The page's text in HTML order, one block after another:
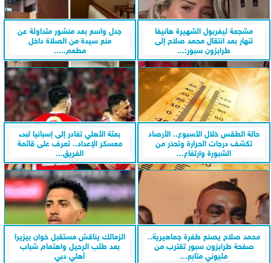
مشجعة ليفربول الشهيرة هانيفا
تنهار بعد انتقال محمد صلاح إلى
طرابزون سبور:...
جدل واسع بعد منشور متداولة عن
منع سيدة من الصلاة داخل
مطعم.....
حالة الطقس خلال الأسبوع.. الأرصاد
تكشف درجات الحرارة وتحذر من
الشبورة وارتفاع...
بعثة الأهلي تغادر إلى إسبانيا لبدء
معسكر الإعداد.. تعرف على قائمة
الفريق...
محمد صلاح يصنع طفرة جماهيرية..
صفحة طرابزون سبور تقترب من
مليوني متابع...
الزمالك يناقش مستقبل خوان بيزيرا
بعد طلب الرحيل واهتمام شباب
أهلي دبي